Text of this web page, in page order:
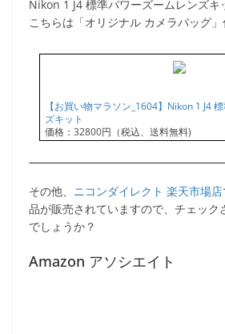
Nikon 1 J4 標準パワーズームレンズキ
こちらは「オリジナル カメラバッグ」
【お買い物マラソン_1604】Nikon 1 J4
ズキット
価格：32800円（税込、送料無料)
その他、 ニコンダイレクト 楽天市場店
品が販売されていますので、チェック
でしょうか？
Amazon アソシエイト